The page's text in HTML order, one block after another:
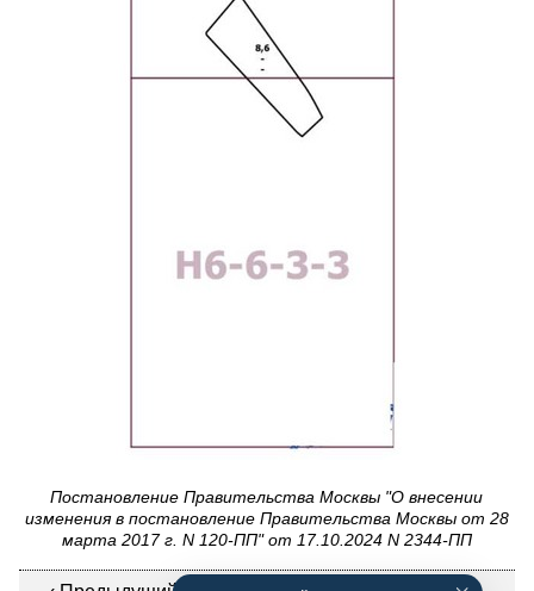
Постановление Правительства Москвы "О внесении
изменения в постановление Правительства Москвы от 28
марта 2017 г. N 120-ПП" от 17.10.2024 N 2344-ПП